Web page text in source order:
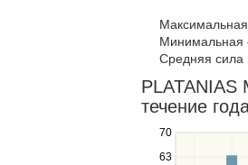
navigate
through
items
in
a
series.
Минимальная
Средняя сила
PLATANIAS
течение
63
70
Use
the